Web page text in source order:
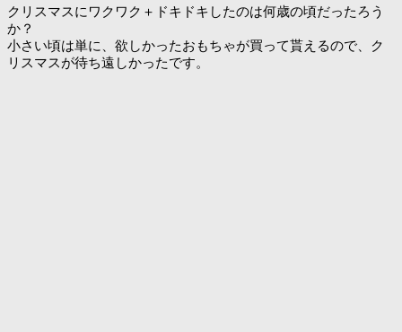
クリスマスにワクワク＋ドキドキしたのは何歳の頃だったろう
か？
小さい頃は単に、欲しかったおもちゃが買って貰えるので、ク
リスマスが待ち遠しかったです。